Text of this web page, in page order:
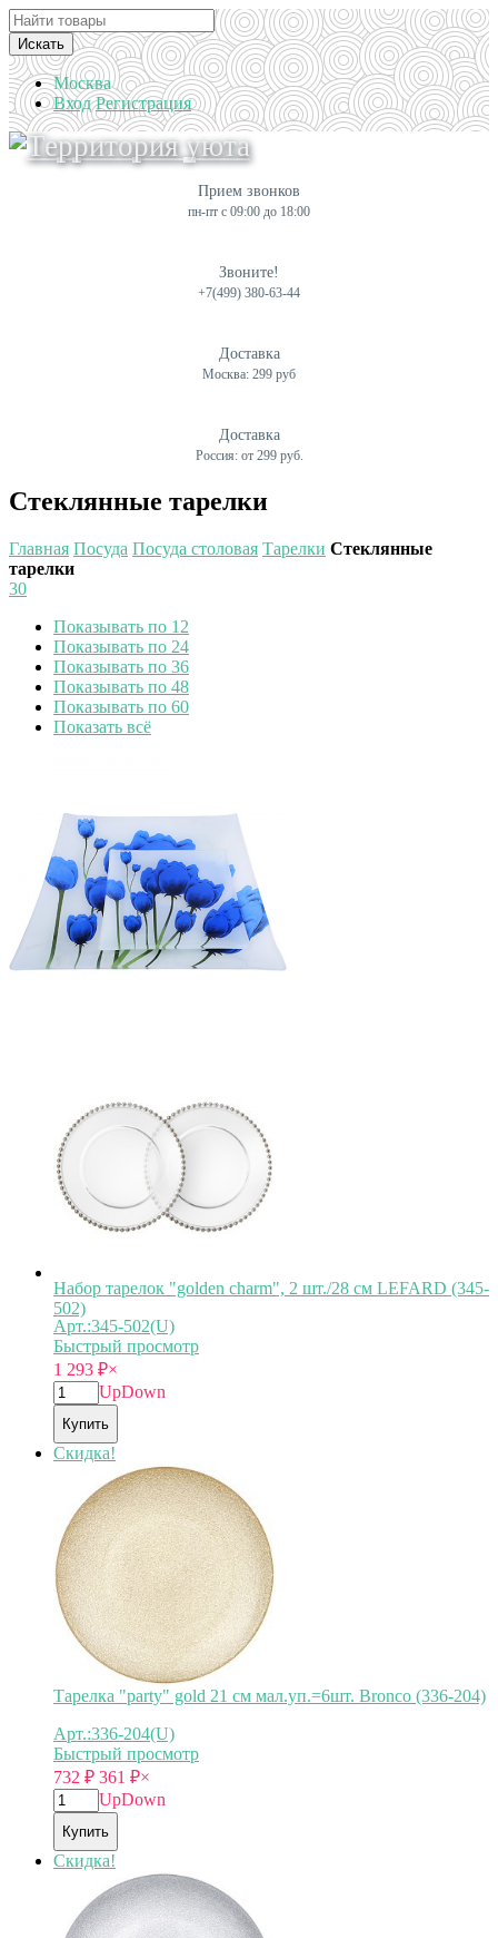
Искать
Москва
Вход Регистрация
Прием звонков
пн-пт с 09:00 до 18:00
Звоните!
+7(499) 380-63-44
Доставка
Москва: 299 руб
Доставка
Россия: от 299 руб.
Стеклянные тарелки
Главная Посуда Посуда столовая Тарелки Стеклянные
тарелки
30
Показывать по 12
Показывать по 24
Показывать по 36
Показывать по 48
Показывать по 60
Показать всё
Набор тарелок "golden charm", 2 шт./28 см LEFARD (345-
502)
Арт.:345-502(U)
Быстрый просмотр
1 293 ₽×
UpDown
Купить
Скидка!
Тарелка "party" gold 21 см мал.уп.=6шт. Bronco (336-204)
Арт.:336-204(U)
Быстрый просмотр
732 ₽ 361 ₽×
UpDown
Купить
Скидка!